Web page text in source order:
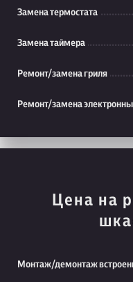
Замена термостата
Замена таймера
Ремонт/замена гриля
Ремонт/замена
Цена на
Монтаж/демонтаж